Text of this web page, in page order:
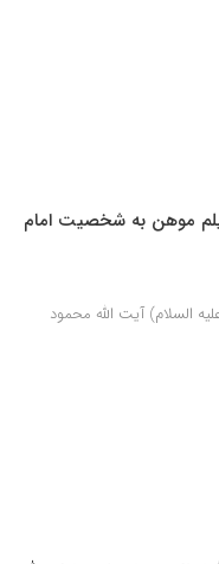
موهن به شخصیت امام
السلام) آیت الله محمود